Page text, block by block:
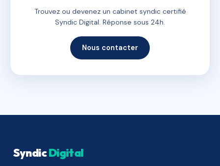
Trouvez ou devenez un cabinet syndic certifié
Syndic Digital. Réponse sous 24h.
Nous contacter
SyndicDigital